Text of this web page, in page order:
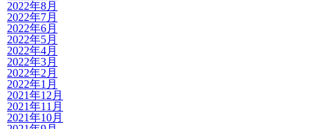
2022年8月
2022年7月
2022年6月
2022年5月
2022年4月
2022年3月
2022年2月
2022年1月
2021年12月
2021年11月
2021年10月